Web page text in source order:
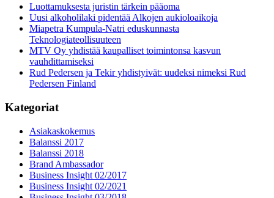
Luottamuksesta juristin tärkein pääoma
Uusi alkoholilaki pidentää Alkojen aukioloaikoja
Miapetra Kumpula-Natri eduskunnasta
Teknologiateollisuuteen
MTV Oy yhdistää kaupalliset toimintonsa kasvun
vauhdittamiseksi
Rud Pedersen ja Tekir yhdistyivät: uudeksi nimeksi Rud
Pedersen Finland
Kategoriat
Asiakaskokemus
Balanssi 2017
Balanssi 2018
Brand Ambassador
Business Insight 02/2017
Business Insight 02/2021